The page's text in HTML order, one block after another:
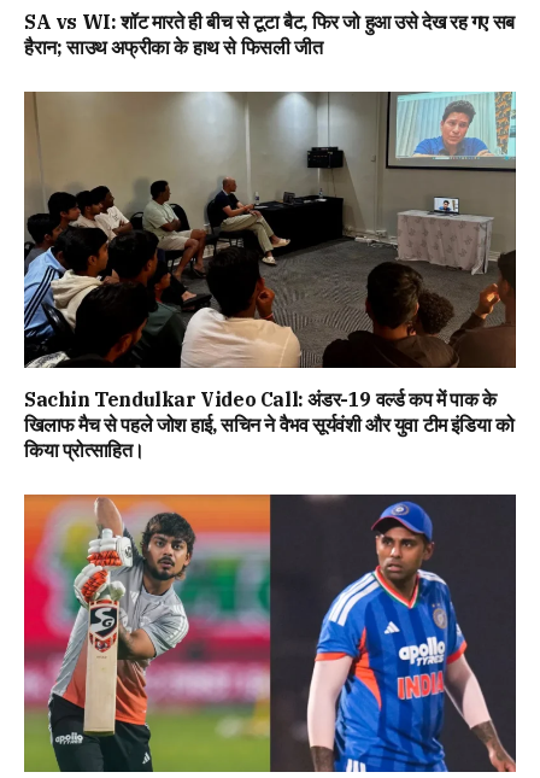
SA vs WI: शॉट मारते ही बीच से टूटा बैट, फिर जो हुआ उसे देख रह गए सब
हैरान; साउथ अफ्रीका के हाथ से फिसली जीत
Sachin Tendulkar Video Call: अंडर-19 वर्ल्ड कप में पाक के
खिलाफ मैच से पहले जोश हाई, सचिन ने वैभव सूर्यवंशी और युवा टीम इंडिया को
किया प्रोत्साहित।